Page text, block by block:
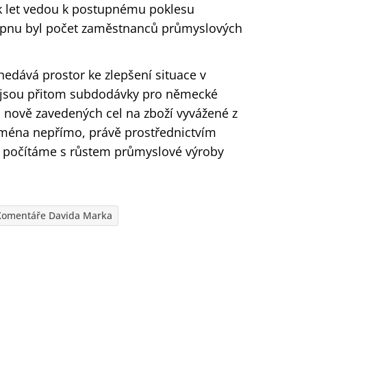
vedou k postupnému poklesu
byl počet zaměstnanců průmyslových
prostor ke zlepšení situace v
přitom subdodávky pro německé
zavedených cel na zboží vyvážené z
nepřímo, právě prostřednictvím
s růstem průmyslové výroby
Davida Marka